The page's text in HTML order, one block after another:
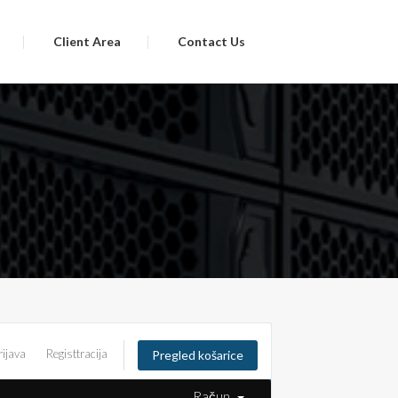
Client Area Contact Us
Registtracija Pregled košarice